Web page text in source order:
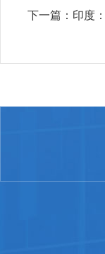
下一篇： 印度